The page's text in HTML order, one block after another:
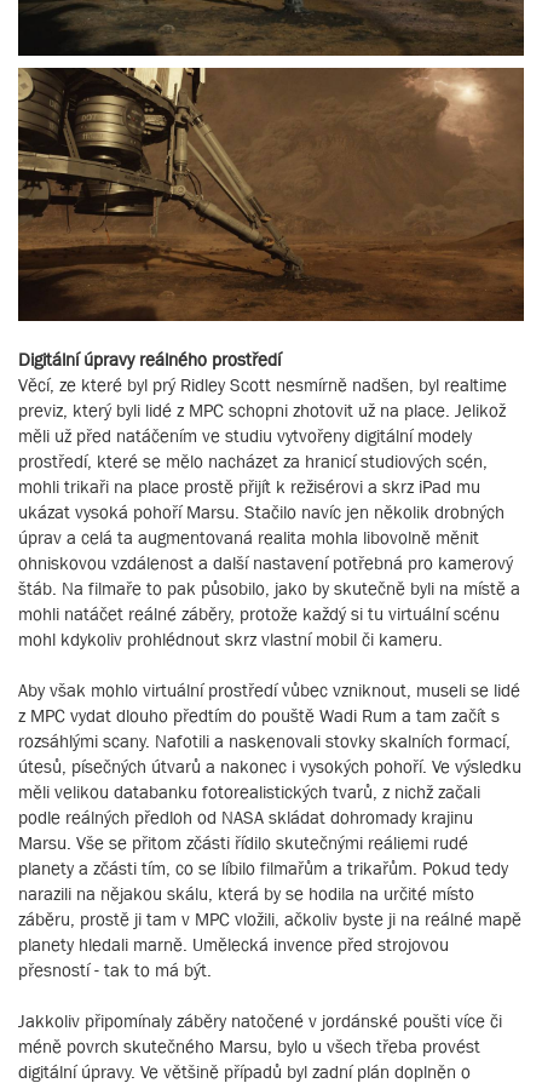
Digitální úpravy reálného prostředí
Věcí, ze které byl prý Ridley Scott nesmírně nadšen, byl realtime
previz, který byli lidé z MPC schopni zhotovit už na place. Jelikož
měli už před natáčením ve studiu vytvořeny digitální modely
prostředí, které se mělo nacházet za hranicí studiových scén,
mohli trikaři na place prostě přijít k režisérovi a skrz iPad mu
ukázat vysoká pohoří Marsu. Stačilo navíc jen několik drobných
úprav a celá ta augmentovaná realita mohla libovolně měnit
ohniskovou vzdálenost a další nastavení potřebná pro kamerový
štáb. Na filmaře to pak působilo, jako by skutečně byli na místě a
mohli natáčet reálné záběry, protože každý si tu virtuální scénu
mohl kdykoliv prohlédnout skrz vlastní mobil či kameru.
Aby však mohlo virtuální prostředí vůbec vzniknout, museli se lidé
z MPC vydat dlouho předtím do pouště Wadi Rum a tam začít s
rozsáhlými scany. Nafotili a naskenovali stovky skalních formací,
útesů, písečných útvarů a nakonec i vysokých pohoří. Ve výsledku
měli velikou databanku fotorealistických tvarů, z nichž začali
podle reálných předloh od NASA skládat dohromady krajinu
Marsu. Vše se přitom zčásti řídilo skutečnými reáliemi rudé
planety a zčásti tím, co se líbilo filmařům a trikařům. Pokud tedy
narazili na nějakou skálu, která by se hodila na určité místo
záběru, prostě ji tam v MPC vložili, ačkoliv byste ji na reálné mapě
planety hledali marně. Umělecká invence před strojovou
přesností - tak to má být.
Jakkoliv připomínaly záběry natočené v jordánské poušti více či
méně povrch skutečného Marsu, bylo u všech třeba provést
digitální úpravy. Ve většině případů byl zadní plán doplněn o